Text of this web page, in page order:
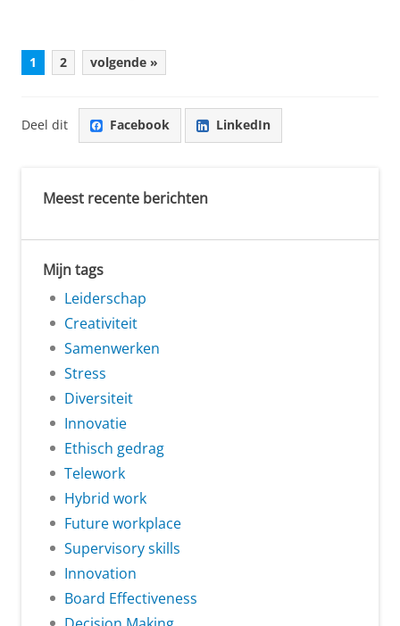
1 2 volgende »
Deel dit Facebook LinkedIn
Meest recente berichten
Mijn tags
Leiderschap
Creativiteit
Samenwerken
Stress
Diversiteit
Innovatie
Ethisch gedrag
Telework
Hybrid work
Future workplace
Supervisory skills
Innovation
Board Effectiveness